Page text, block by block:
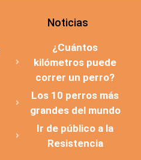
Noticias
¿Cuántos
kilómetros puede
correr un perro?
Los 10 perros más
grandes del mundo
Ir de público a la
Resistencia